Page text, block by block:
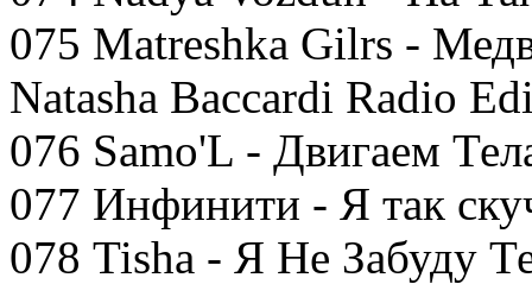
075 Matreshka Gilrs -
Natasha Baccardi Radio
076 Samo'L - Двигаем
077 Инфинити - Я так
078 Tisha - Я Не Забуду